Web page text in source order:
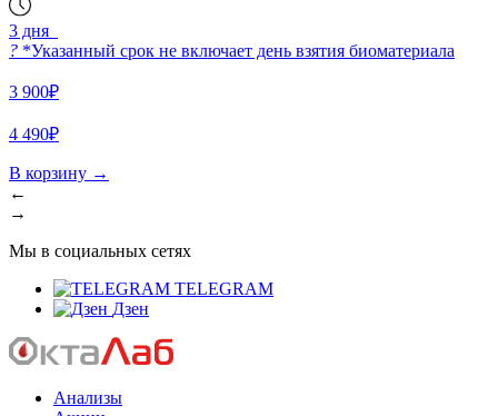
3 дня
? *Указанный срок не включает день взятия биоматериала
3 900₽
4 490₽
В корзину →
←
→
Мы в социальных сетях
TELEGRAM
Дзен
Анализы